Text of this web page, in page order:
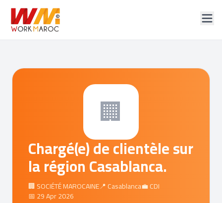
🏢
Chargé(e) de clientèle sur
la région Casablanca.
🏢 SOCIÉTÉ MAROCAINE📍 Casablanca💼 CDI
📅 29 Apr 2026